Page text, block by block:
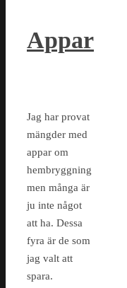
Appar
Jag har provat
mängder med
appar om
hembryggning
men många är
ju inte något
att ha. Dessa
fyra är de som
jag valt att
spara.